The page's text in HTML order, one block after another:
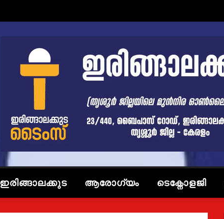
ഇരിങ്ങാലക്കുട ആരോഗ്യം ടെക്നോളജി